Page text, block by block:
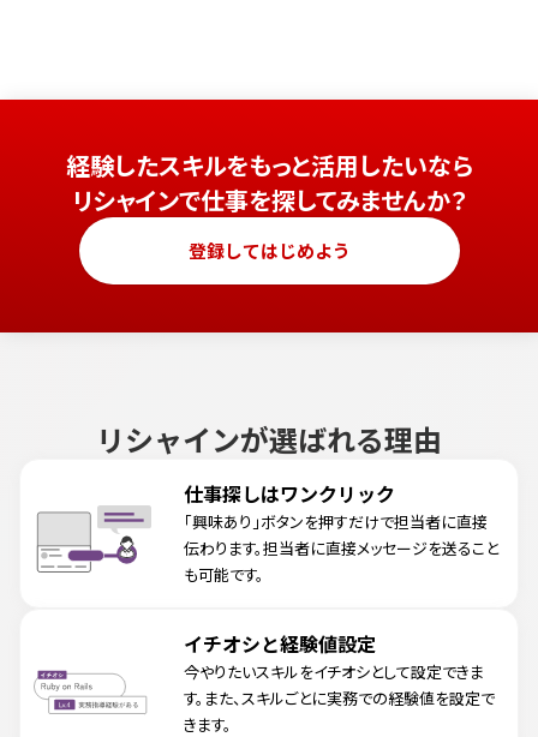
経験したスキルをもっと活用したいなら
リシャインで仕事を探してみませんか？
登録してはじめよう
リシャインが選ばれる理由
仕事探しはワンクリック
「興味あり」ボタンを押すだけで担当者に直接
伝わります。担当者に直接メッセージを送ること
も可能です。
イチオシと経験値設定
今やりたいスキルをイチオシとして設定できま
す。また、スキルごとに実務での経験値を設定で
きます。